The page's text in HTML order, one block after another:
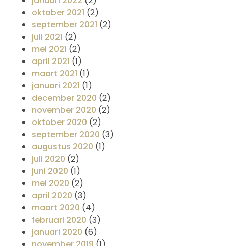
oktober 2021 (2)
september 2021 (2)
juli 2021 (2)
mei 2021 (2)
april 2021 (1)
maart 2021 (1)
januari 2021 (1)
december 2020 (2)
november 2020 (2)
oktober 2020 (2)
september 2020 (3)
augustus 2020 (1)
juli 2020 (2)
juni 2020 (1)
mei 2020 (2)
april 2020 (3)
maart 2020 (4)
februari 2020 (3)
januari 2020 (6)